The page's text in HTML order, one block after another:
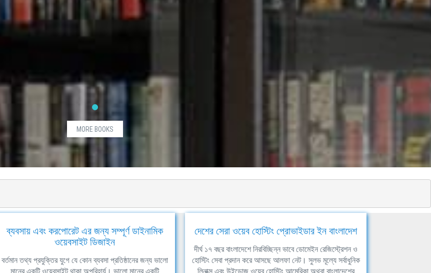
MORE BOOKS
ব্যবসায় এবং করপোরেট এর জন্য সম্পূর্ণ ডাইনামিক
ওয়েবসাইট ডিজাইন
বর্তমান তথ্য প্রযুক্তির যুগে যে কোন ব্যবসা প্রতিষ্ঠানের জন্য ভালো
দেশের সেরা ওয়েব হোস্টিং প্রোভাইডার ইন বাংলাদেশ
দীর্ঘ ১৭ বছর বাংলাদেশে নিরবিচ্ছিন্ন ভাবে ডোমেইন রেজিস্ট্রেশন ও
হোস্টিং সেবা প্রদান করে আসছে আলফা নেট। সুলভ মূল্যে সর্বাধুনিক